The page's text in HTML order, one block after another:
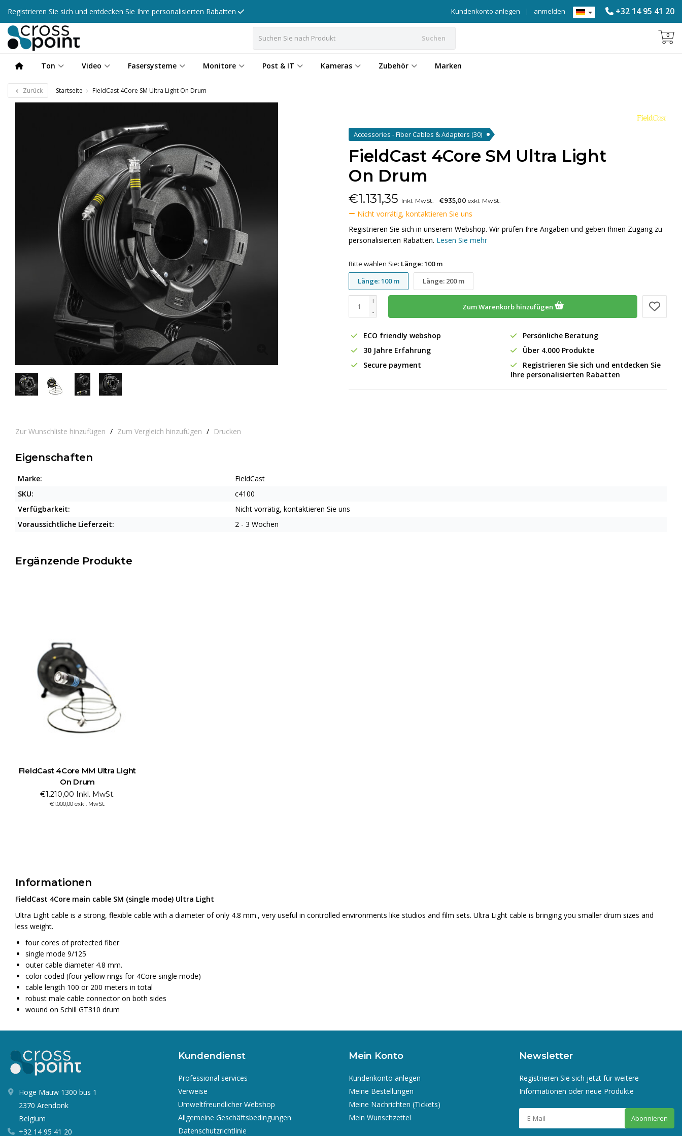
Registrieren Sie sich und entdecken Sie Ihre personalisierten Rabatten +32 14 95 41 20
anmelden
|
Kundenkonto anlegen
Suchen 0
Ton Video Fasersysteme Monitore Post & IT Kameras Zubehör Marken
Zurück Startseite FieldCast 4Core SM Ultra Light On Drum
Zur Wunschliste hinzufügen / Zum Vergleich hinzufügen / Drucken
Accessories - Fiber Cables & Adapters (30)
FieldCast 4Core SM Ultra Light
On Drum
€1.131,35 Inkl. MwSt. €935,00 exkl. MwSt.
Nicht vorrätig, kontaktieren Sie uns
Registrieren Sie sich in unserem Webshop. Wir prüfen Ihre Angaben und geben Ihnen Zugang zu
personalisierten Rabatten. Lesen Sie mehr
Bitte wählen Sie: Länge: 100 m
Länge: 100 m
Länge: 200 m
+
-
Zum Warenkorb hinzufügen
ECO friendly webshop
Persönliche Beratung
30 Jahre Erfahrung
Über 4.000 Produkte
Secure payment
Registrieren Sie sich und entdecken Sie
Ihre personalisierten Rabatten
Eigenschaften
Marke:
FieldCast
SKU:
c4100
Verfügbarkeit:
Nicht vorrätig, kontaktieren Sie uns
Voraussichtliche Lieferzeit:
2 - 3 Wochen
Ergänzende Produkte
FieldCast 4Core MM Ultra Light
On Drum
€1.210,00 Inkl. MwSt.
€1.000,00 exkl. MwSt.
Informationen
FieldCast 4Core main cable SM (single mode) Ultra Light
Ultra Light cable is a strong, flexible cable with a diameter of only 4.8 mm., very useful in controlled environments like studios and film sets. Ultra Light cable is bringing you smaller drum sizes and
less weight.
four cores of protected fiber
single mode 9/125
outer cable diameter 4.8 mm.
color coded (four yellow rings for 4Core single mode)
cable length 100 or 200 meters in total
robust male cable connector on both sides
wound on Schill GT310 drum
Hoge Mauw 1300 bus 1
2370 Arendonk
Belgium
+32 14 95 41 20
Kundendienst
Professional services
Verweise
Umweltfreundlicher Webshop
Allgemeine Geschäftsbedingungen
Datenschutzrichtlinie
Mein Konto
Kundenkonto anlegen
Meine Bestellungen
Meine Nachrichten (Tickets)
Mein Wunschzettel
Newsletter
Registrieren Sie sich jetzt für weitere
Informationen oder neue Produkte
Abonnieren